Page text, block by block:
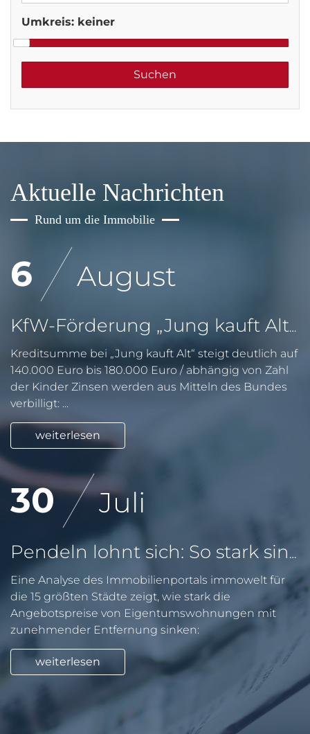
Umkreis: keiner
Aktuelle Nachrichten
Rund um die Immobilie
6 August
KfW-Förderung „Jung kauft Alt“: Höhere Kredite ab August 2026
Kreditsumme bei „Jung kauft Alt“ steigt deutlich auf
140.000 Euro bis 180.000 Euro / abhängig von Zahl
der Kinder Zinsen werden aus Mitteln des Bundes
verbilligt: ...
weiterlesen
30 Juli
Pendeln lohnt sich: So stark sinken Wohnungspreise im Umland
Eine Analyse des Immobilienportals immowelt für
die 15 größten Städte zeigt, wie stark die
Angebotspreise von Eigentumswohnungen mit
zunehmender Entfernung sinken:
weiterlesen